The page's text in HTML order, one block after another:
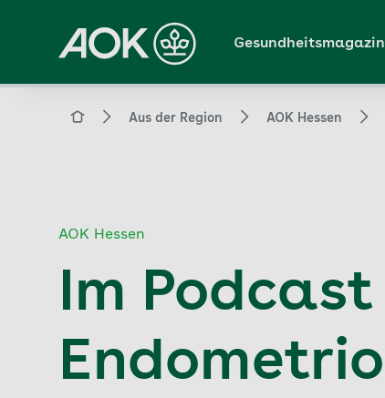
Hauptinhalt
springen
Gesundheitsmagazin
Magazin Aus der Region AOK Hessen
AOK Hessen
Im Podcast